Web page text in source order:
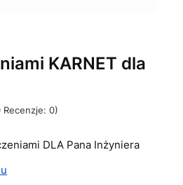
KARNET dla
Recenzje: 0)
DLA Pana Inżyniera